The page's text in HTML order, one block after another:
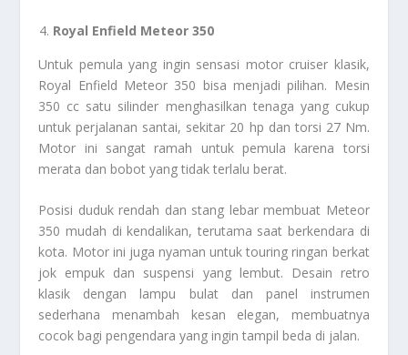
Royal Enfield Meteor 350
Untuk pemula yang ingin sensasi motor cruiser klasik,
Royal Enfield Meteor 350 bisa menjadi pilihan. Mesin
350 cc satu silinder menghasilkan tenaga yang cukup
untuk perjalanan santai, sekitar 20 hp dan torsi 27 Nm.
Motor ini sangat ramah untuk pemula karena torsi
merata dan bobot yang tidak terlalu berat.
Posisi duduk rendah dan stang lebar membuat Meteor
350 mudah di kendalikan, terutama saat berkendara di
kota. Motor ini juga nyaman untuk touring ringan berkat
jok empuk dan suspensi yang lembut. Desain retro
klasik dengan lampu bulat dan panel instrumen
sederhana menambah kesan elegan, membuatnya
cocok bagi pengendara yang ingin tampil beda di jalan.